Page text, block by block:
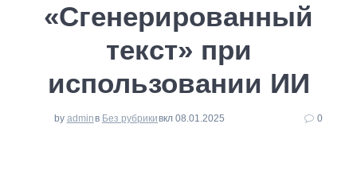
«Сгенерированный
текст» при
использовании ИИ
by adminв Без рубрикивкл 08.01.2025 0